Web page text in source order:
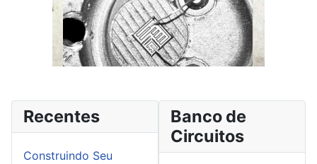
Recentes
Construindo Seu
Banco de
Circuitos